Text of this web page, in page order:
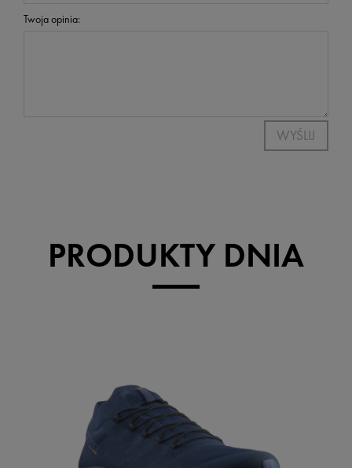
Twoja opinia:
WYŚLIJ
PRODUKTY DNIA